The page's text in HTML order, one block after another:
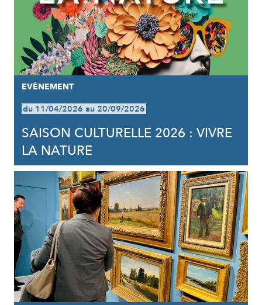
EVÈNEMENT
du 11/04/2026 au 20/09/2026
SAISON CULTURELLE 2026 : VIVRE
LA NATURE